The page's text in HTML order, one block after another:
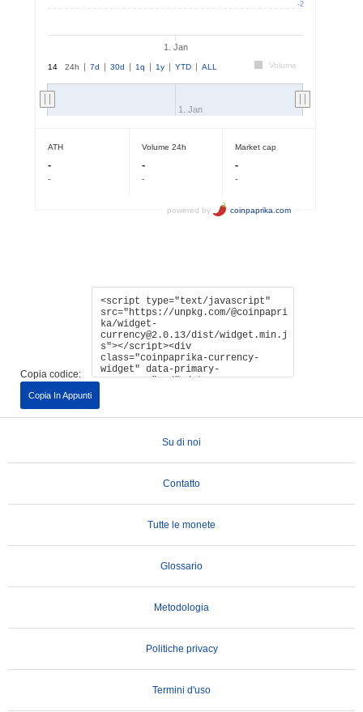
Copia codice:
Copia In Appunti
Su di noi
Contatto
Tutte le monete
Glossario
Metodologia
Politiche privacy
Termini d'uso